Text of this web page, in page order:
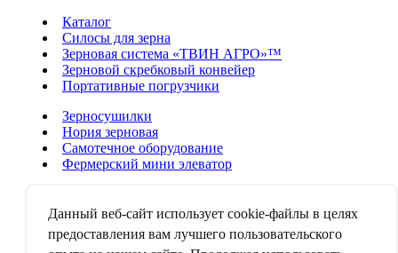
Каталог
Силосы для зерна
Зерновая система «ТВИН АГРО»™
Зерновой скребковый конвейер
Портативные погрузчики
Зерносушилки
Нория зерновая
Самотечное оборудование
Фермерский мини элеватор
Зерноочистительные машины
Дробильно-смесительные аппараты
Данный веб-сайт использует cookie-файлы в целях
предоставления вам лучшего пользовательского